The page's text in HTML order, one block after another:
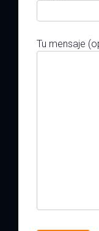
Tu mensaje